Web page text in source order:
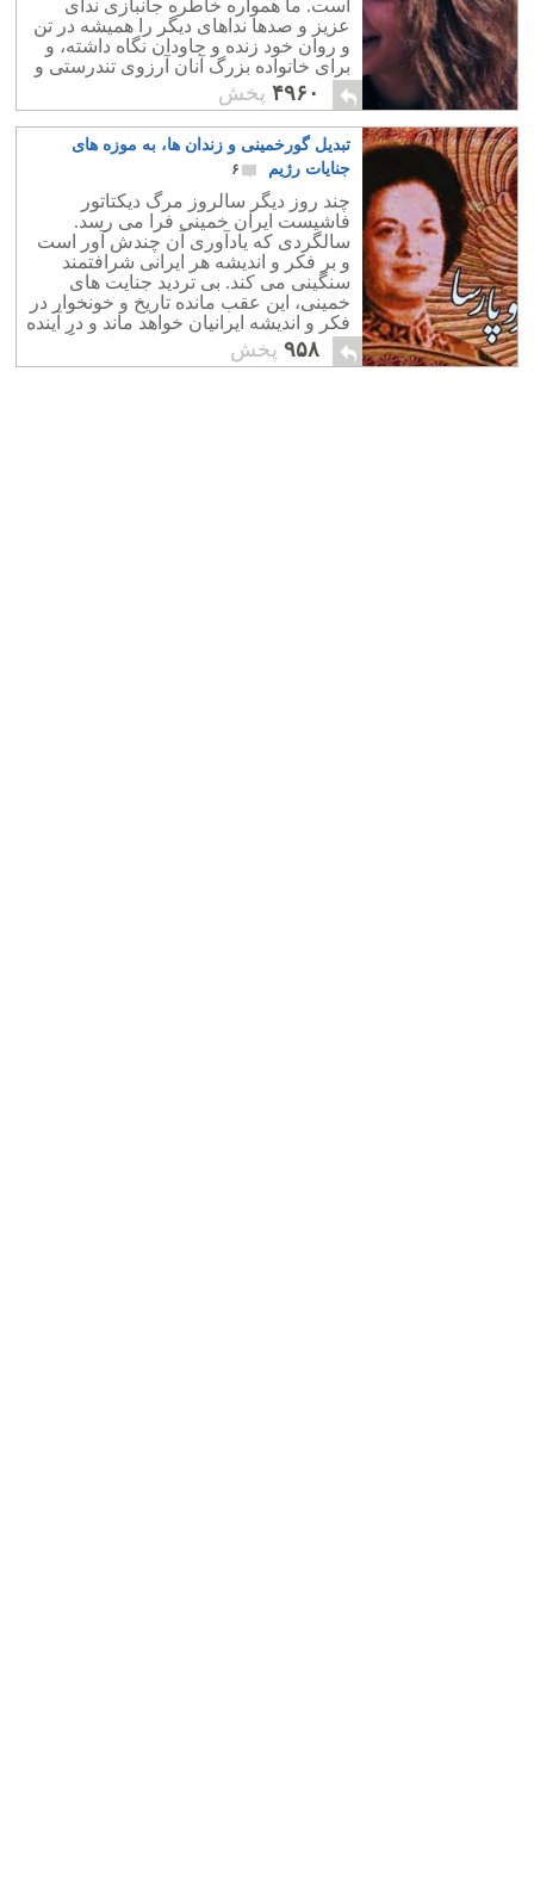
است. ما همواره خاطره جانبازی ندای
عزیز و صدها نداهای دیگر را همیشه در تن
و روان خود زنده و جاودان نگاه داشته، و
برای خانواده بزرگ آنان آرزوی تندرستی و
بردباری داریم.
۴۹۶۰ پخش
تبدیل گورخمینی و زندان ها، به موزه های
جنایات رژیم
۶
چند روز دیگر سالروز مرگ دیکتاتور
فاشیست ایران خمینی فرا می رسد.
سالگردی که یادآوری آن چندش آور است
و بر فکر و اندیشه هر ایرانی شرافتمند
سنگینی می کند. بی تردید جنایت های
خمینی، این عقب مانده تاریخ و خونخوار در
فکر و اندیشه ایرانیان خواهد ماند و در آینده
موضوع کتاب، فیلم، و برنامه های دیگر
خواهد بود.
۹۵۸ پخش